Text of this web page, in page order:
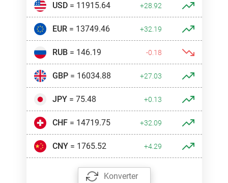
USD= 11915.64 +28.92
EUR= 13749.46 +32.19
RUB= 146.19 -0.18
GBP= 16034.88 +27.03
JPY= 75.48 +0.13
CHF= 14719.75 +32.09
CNY= 1765.52 +4.29
Konverter